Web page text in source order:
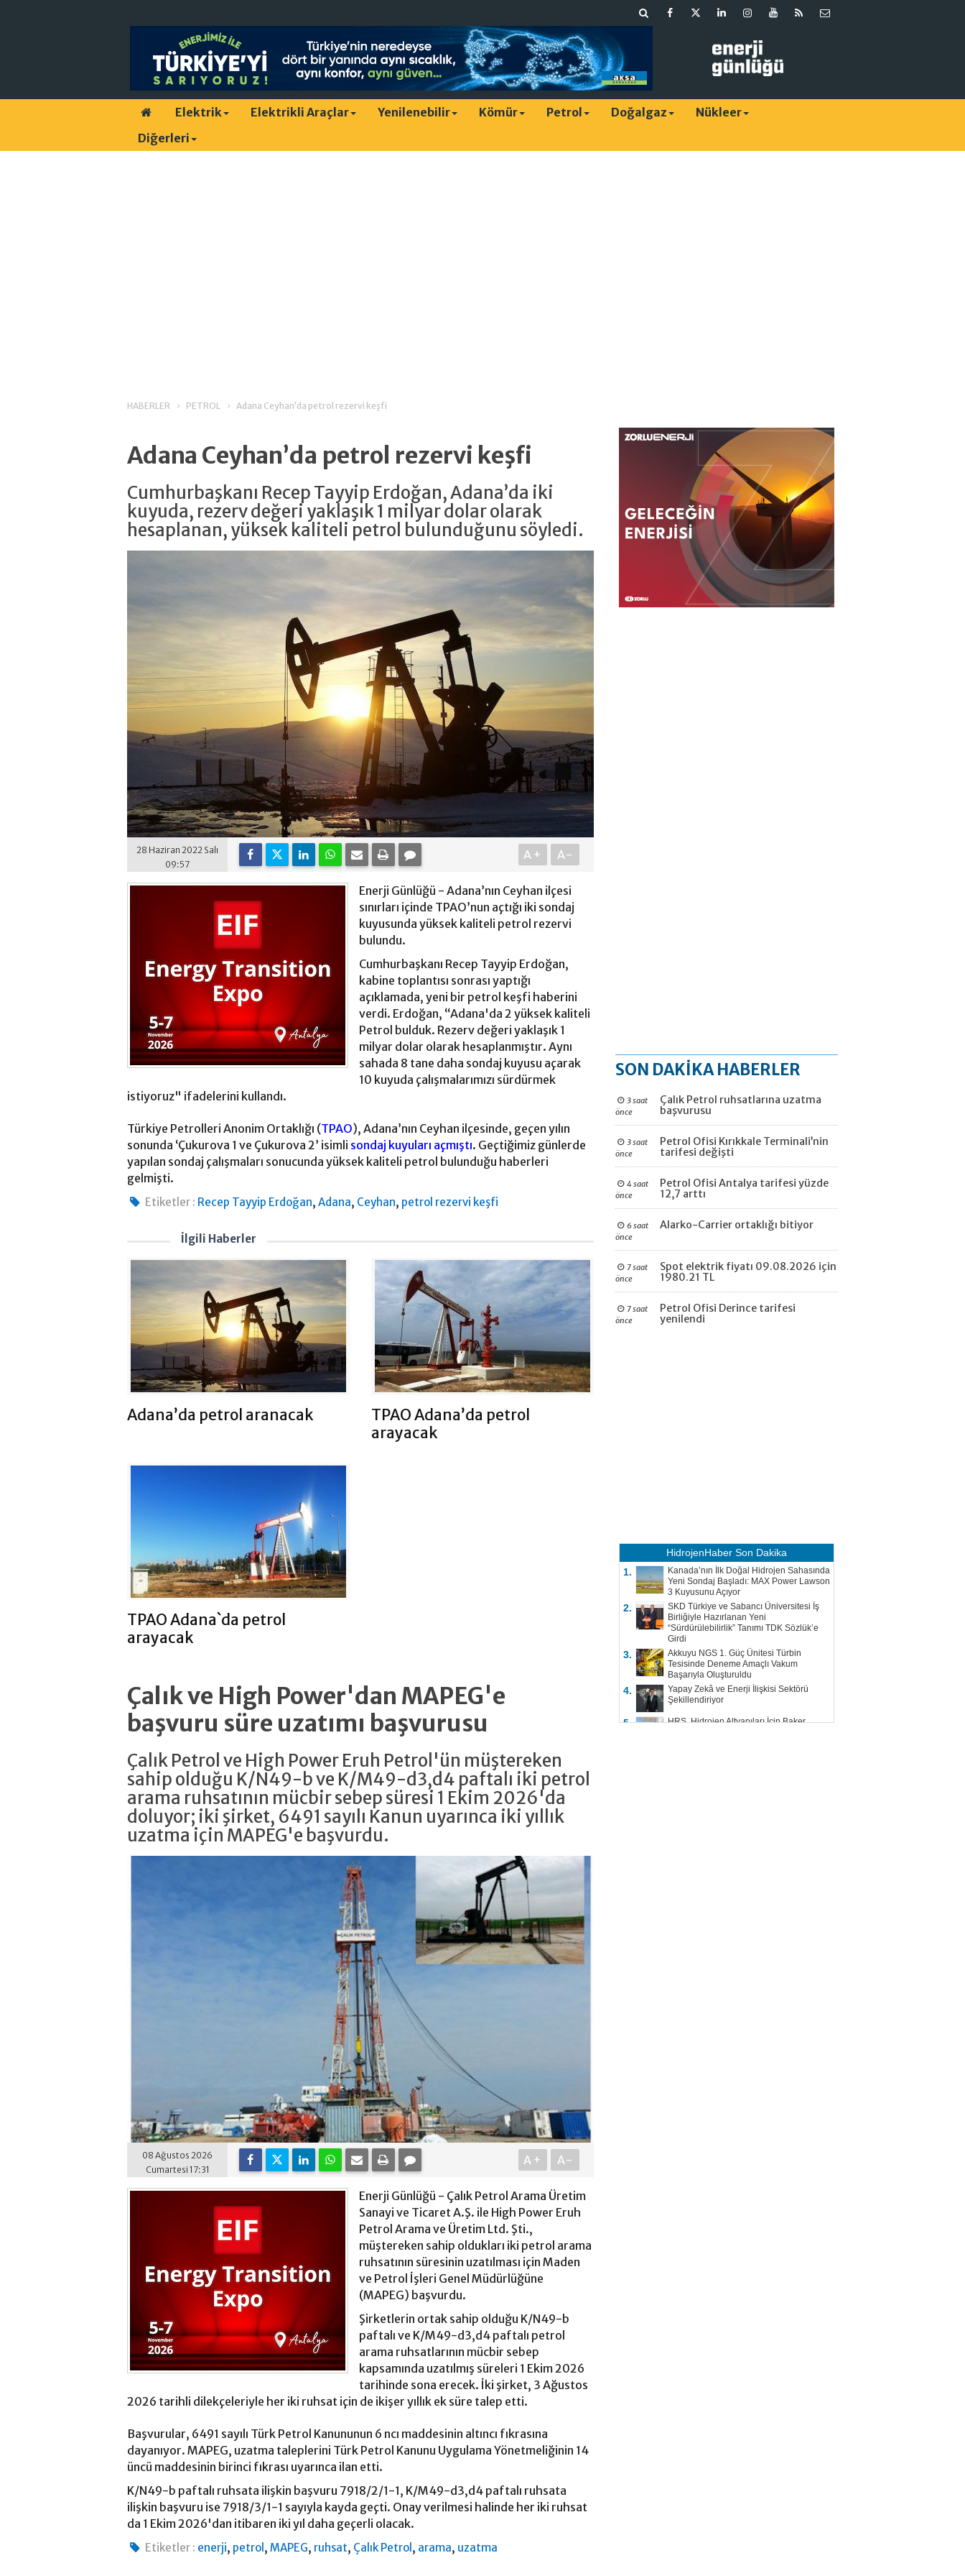
Elektrik Elektrikli Araçlar Yenilenebilir Kömür Petrol Doğalgaz
Nükleer
Diğerleri
HABERLER PETROL Adana Ceyhan’da petrol rezervi keşfi
Adana Ceyhan’da petrol rezervi keşfi
Cumhurbaşkanı Recep Tayyip Erdoğan, Adana’da iki
kuyuda, rezerv değeri yaklaşık 1 milyar dolar olarak
hesaplanan, yüksek kaliteli petrol bulunduğunu söyledi.
28 Haziran 2022 Salı
09:57
A+ A-
Enerji Günlüğü - Adana’nın Ceyhan ilçesi
sınırları içinde TPAO’nun açtığı iki sondaj
kuyusunda yüksek kaliteli petrol rezervi
bulundu.
Cumhurbaşkanı Recep Tayyip Erdoğan,
kabine toplantısı sonrası yaptığı
açıklamada, yeni bir petrol keşfi haberini
verdi. Erdoğan, “Adana'da 2 yüksek kaliteli
Petrol bulduk. Rezerv değeri yaklaşık 1
milyar dolar olarak hesaplanmıştır. Aynı
sahada 8 tane daha sondaj kuyusu açarak
10 kuyuda çalışmalarımızı sürdürmek
istiyoruz" ifadelerini kullandı.
Türkiye Petrolleri Anonim Ortaklığı (TPAO), Adana’nın Ceyhan ilçesinde, geçen yılın
sonunda ‘Çukurova 1 ve Çukurova 2’ isimli sondaj kuyuları açmıştı. Geçtiğimiz günlerde
yapılan sondaj çalışmaları sonucunda yüksek kaliteli petrol bulunduğu haberleri
gelmişti.
Etiketler : Recep Tayyip Erdoğan,Adana, Ceyhan, petrol rezervi keşfi
İlgili Haberler
Adana’da petrol aranacak
TPAO Adana’da petrol
arayacak
TPAO Adana`da petrol
arayacak
Çalık ve High Power'dan MAPEG'e
başvuru süre uzatımı başvurusu
Çalık Petrol ve High Power Eruh Petrol'ün müştereken
sahip olduğu K/N49-b ve K/M49-d3,d4 paftalı iki petrol
arama ruhsatının mücbir sebep süresi 1 Ekim 2026'da
doluyor; iki şirket, 6491 sayılı Kanun uyarınca iki yıllık
uzatma için MAPEG'e başvurdu.
08 Ağustos 2026
Cumartesi 17:31
A+ A-
Enerji Günlüğü - Çalık Petrol Arama Üretim
Sanayi ve Ticaret A.Ş. ile High Power Eruh
Petrol Arama ve Üretim Ltd. Şti.,
müştereken sahip oldukları iki petrol arama
ruhsatının süresinin uzatılması için Maden
ve Petrol İşleri Genel Müdürlüğüne
(MAPEG) başvurdu.
Şirketlerin ortak sahip olduğu K/N49-b
paftalı ve K/M49-d3,d4 paftalı petrol
arama ruhsatlarının mücbir sebep
kapsamında uzatılmış süreleri 1 Ekim 2026
tarihinde sona erecek. İki şirket, 3 Ağustos
2026 tarihli dilekçeleriyle her iki ruhsat için de ikişer yıllık ek süre talep etti.
Başvurular, 6491 sayılı Türk Petrol Kanununun 6 ncı maddesinin altıncı fıkrasına
dayanıyor. MAPEG, uzatma taleplerini Türk Petrol Kanunu Uygulama Yönetmeliğinin 14
üncü maddesinin birinci fıkrası uyarınca ilan etti.
K/N49-b paftalı ruhsata ilişkin başvuru 7918/2/1-1, K/M49-d3,d4 paftalı ruhsata
ilişkin başvuru ise 7918/3/1-1 sayıyla kayda geçti. Onay verilmesi halinde her iki ruhsat
da 1 Ekim 2026'dan itibaren iki yıl daha geçerli olacak.
Etiketler : enerji, petrol ,MAPEG, ruhsat, Çalık Petrol , arama, uzatma
SON DAKİKA HABERLER
3 saat
önce
Çalık Petrol ruhsatlarına uzatma
başvurusu
3 saat
önce
Petrol Ofisi Kırıkkale Terminali’nin
tarifesi değişti
4 saat
önce
Petrol Ofisi Antalya tarifesi yüzde
12,7 arttı
6 saat
önce
Alarko-Carrier ortaklığı bitiyor
7 saat
önce
Spot elektrik fiyatı 09.08.2026 için
1980.21 TL
7 saat
önce
Petrol Ofisi Derince tarifesi
yenilendi
HidrojenHaber Son Dakika
1.
Kanada’nın İlk Doğal Hidrojen Sahasında
Yeni Sondaj Başladı: MAX Power Lawson
3 Kuyusunu Açıyor
2.
SKD Türkiye ve Sabancı Üniversitesi İş
Birliğiyle Hazırlanan Yeni
“Sürdürülebilirlik” Tanımı TDK Sözlük’e
Girdi
3.
Akkuyu NGS 1. Güç Ünitesi Türbin
Tesisinde Deneme Amaçlı Vakum
Başarıyla Oluşturuldu
4.
Yapay Zekâ ve Enerji İlişkisi Sektörü
Şekillendiriyor
5.
HRS, Hidrojen Altyapıları İçin Baker